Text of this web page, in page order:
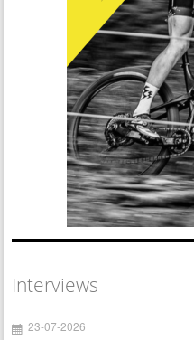
Interviews
23-07-2026